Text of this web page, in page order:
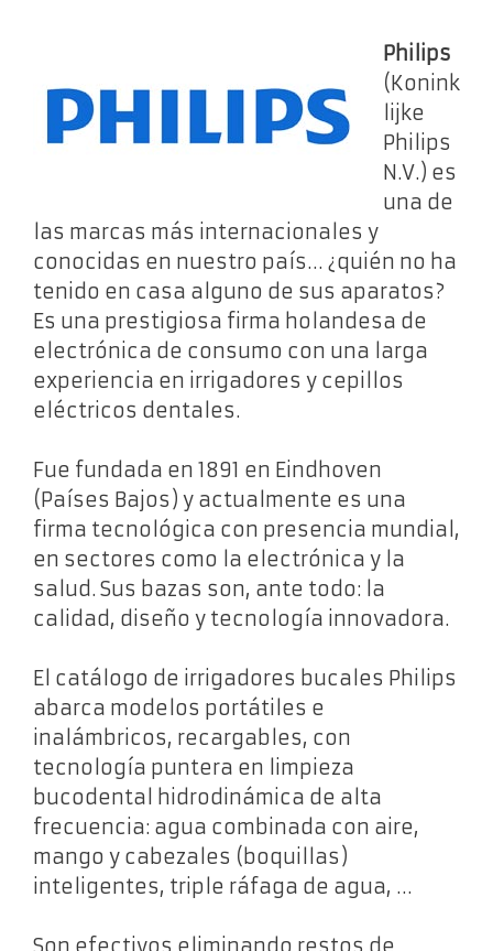
Philips
(Konink
lijke
Philips
N.V.) es
una de
las marcas más internacionales y
conocidas en nuestro país… ¿quién no ha
tenido en casa alguno de sus aparatos?
Es una prestigiosa firma holandesa de
electrónica de consumo con una larga
experiencia en irrigadores y cepillos
eléctricos dentales.
Fue fundada en 1891 en Eindhoven
(Países Bajos) y actualmente es una
firma tecnológica con presencia mundial,
en sectores como la electrónica y la
salud. Sus bazas son, ante todo: la
calidad, diseño y tecnología innovadora.
El catálogo de irrigadores bucales Philips
abarca modelos portátiles e
inalámbricos, recargables, con
tecnología puntera en limpieza
bucodental hidrodinámica de alta
frecuencia: agua combinada con aire,
mango y cabezales (boquillas)
inteligentes, triple ráfaga de agua, …